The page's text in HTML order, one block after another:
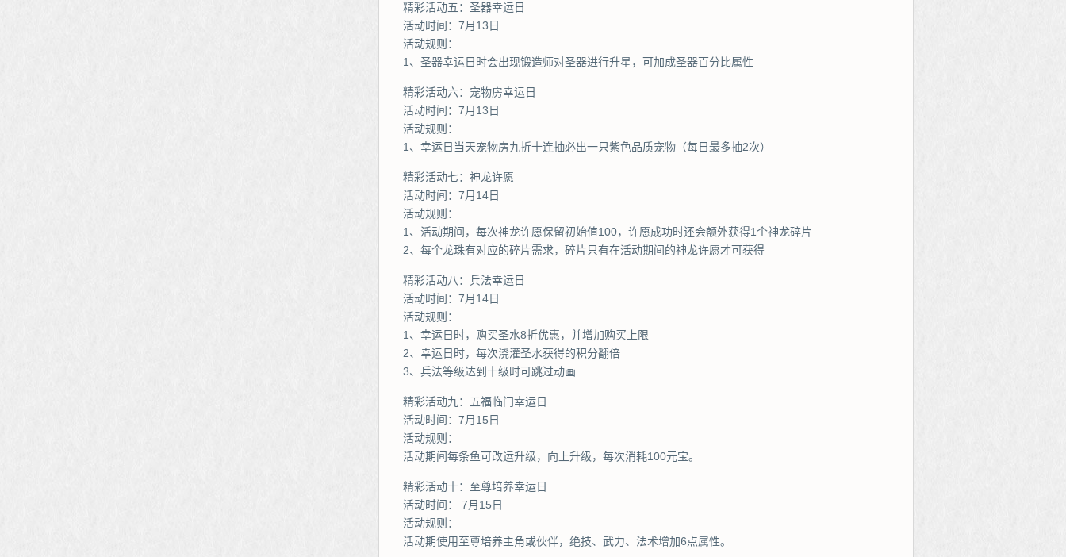
精彩活动五：圣器幸运日
活动时间：7月13日
活动规则：
1、圣器幸运日时会出现锻造师对圣器进行升星，可加成圣器百分比属性
精彩活动六：宠物房幸运日
活动时间：7月13日
活动规则：
1、幸运日当天宠物房九折十连抽必出一只紫色品质宠物（每日最多抽2次）
精彩活动七：神龙许愿
活动时间：7月14日
活动规则：
1、活动期间，每次神龙许愿保留初始值100，许愿成功时还会额外获得1个神龙碎片
2、每个龙珠有对应的碎片需求，碎片只有在活动期间的神龙许愿才可获得
精彩活动八：兵法幸运日
活动时间：7月14日
活动规则：
1、幸运日时，购买圣水8折优惠，并增加购买上限
2、幸运日时，每次浇灌圣水获得的积分翻倍
3、兵法等级达到十级时可跳过动画
精彩活动九：五福临门幸运日
活动时间：7月15日
活动规则：
活动期间每条鱼可改运升级，向上升级，每次消耗100元宝。
精彩活动十：至尊培养幸运日
活动时间： 7月15日
活动规则：
活动期使用至尊培养主角或伙伴，绝技、武力、法术增加6点属性。